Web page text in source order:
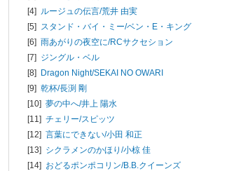
[4] ルージュの伝言/荒井 由実
[5] スタンド・バイ・ミー/ベン・E・キング
[6] 雨あがりの夜空に/RCサクセション
[7] ジングル・ベル
[8] Dragon Night/SEKAI NO OWARI
[9] 乾杯/長渕 剛
[10] 夢の中へ/井上 陽水
[11] チェリー/スピッツ
[12] 言葉にできない/小田 和正
[13] シクラメンのかほり/小椋 佳
[14] おどるポンポコリン/B.B.クイーンズ